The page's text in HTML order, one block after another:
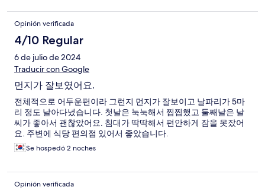
Opinión verificada
4/10 Regular
6 de julio de 2024
Traducir con Google
먼지가 잘보였어요.
전체적으로 어두운편이라 그런지 먼지가 잘보이고 날파리가 5마
리 정도 날아다녔습니다. 첫날은 눅눅해서 찝찝했고 둘째날은 날
씨가 좋아서 괜찮았어요. 침대가 딱딱해서 편안하게 잠을 못잤어
요. 주변에 식당 편의점 있어서 좋았습니다.
Se hospedó 2 noches
Opinión verificada